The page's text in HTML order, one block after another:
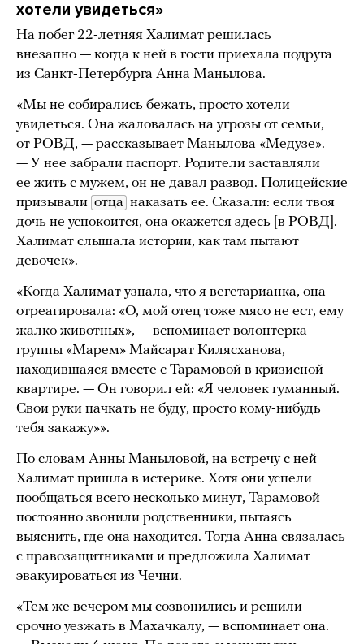
хотели увидеться»
На побег 22-летняя Халимат решилась
внезапно — когда к ней в гости приехала подруга
из Санкт-Петербурга Анна Манылова.
«Мы не собирались бежать, просто хотели
увидеться. Она жаловалась на угрозы от семьи,
от РОВД, — рассказывает Манылова «Медузе».
— У нее забрали паспорт. Родители заставляли
ее жить с мужем, он не давал развод. Полицейские
призывали отца наказать ее. Сказали: если твоя
дочь не успокоится, она окажется здесь [в РОВД].
Халимат слышала истории, как там пытают
девочек».
«Когда Халимат узнала, что я вегетарианка, она
отреагировала: «О, мой отец тоже мясо не ест, ему
жалко животных», — вспоминает волонтерка
группы «Марем» Майсарат Килясханова,
находившаяся вместе с Тарамовой в кризисной
квартире. — Он говорил ей: «Я человек гуманный.
Свои руки пачкать не буду, просто кому-нибудь
тебя закажу»».
По словам Анны Маныловой, на встречу с ней
Халимат пришла в истерике. Хотя они успели
пообщаться всего несколько минут, Тарамовой
постоянно звонили родственники, пытаясь
выяснить, где она находится. Тогда Анна связалась
с правозащитниками и предложила Халимат
эвакуироваться из Чечни.
«Тем же вечером мы созвонились и решили
срочно уезжать в Махачкалу, — вспоминает она.